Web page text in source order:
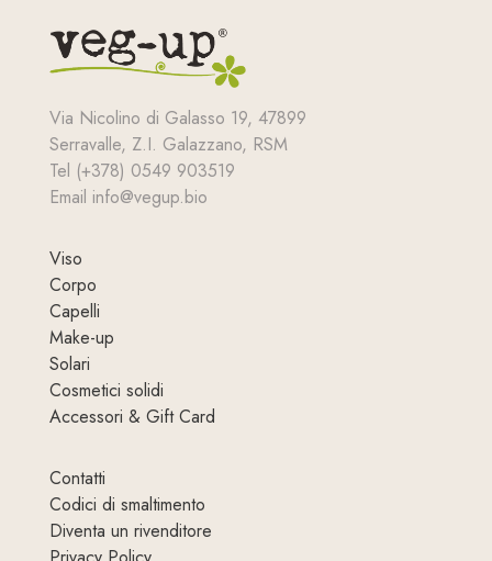
Via Nicolino di Galasso 19, 47899
Serravalle, Z.I. Galazzano, RSM
Tel (+378) 0549 903519
Email info@vegup.bio
Viso
Corpo
Capelli
Make-up
Solari
Cosmetici solidi
Accessori & Gift Card
Contatti
Codici di smaltimento
Diventa un rivenditore